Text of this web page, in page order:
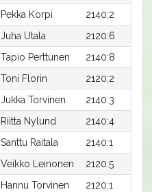
Pekka Korpi 2140:2
Juha Utala 2120:6
Tapio Perttunen 2140:8
Toni Florin 2120:2
Jukka Torvinen 2140:3
Riitta Nylund 2140:4
Santtu Raitala 2140:1
Veikko Leinonen 2120:5
Hannu Torvinen 2120:1